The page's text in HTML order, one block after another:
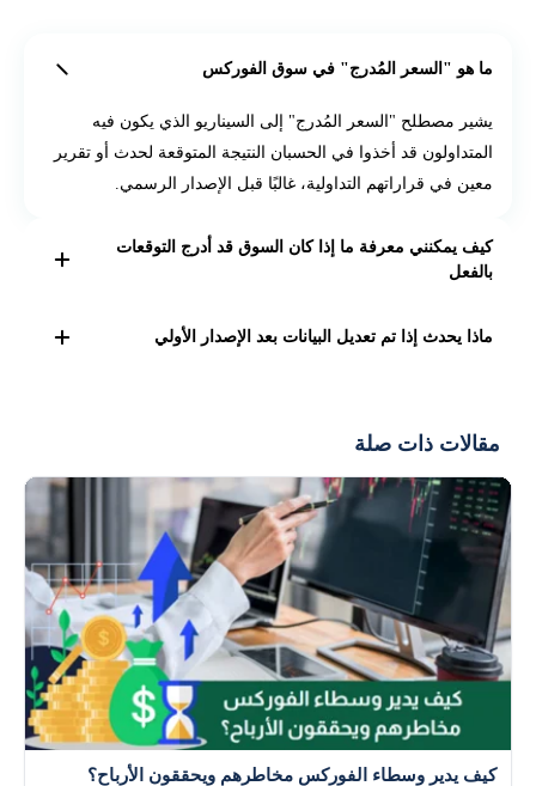
ما هو "السعر المُدرج" في سوق الفوركس
يشير مصطلح "السعر المُدرج" إلى السيناريو الذي يكون فيه
المتداولون قد أخذوا في الحسبان النتيجة المتوقعة لحدث أو تقرير
معين في قراراتهم التداولية، غالبًا قبل الإصدار الرسمي.
كيف يمكنني معرفة ما إذا كان السوق قد أدرج التوقعات
بالفعل
تعطيك فكرة عن مدى تسعير التوقعات. ومع ذلك، قد يكون من
ماذا يحدث إذا تم تعديل البيانات بعد الإصدار الأولي
حيث يمكن أن تؤكد أو تنقض الاتجاه السوقي الحالي.
مقالات ذات صلة
كيف يدير وسطاء الفوركس مخاطرهم ويحققون الأرباح؟